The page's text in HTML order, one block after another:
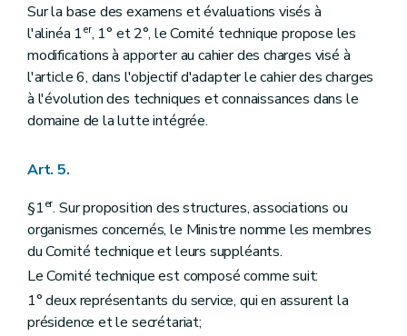
Sur la base des examens et évaluations visés à
l'alinéa 1er, 1° et 2°, le Comité technique propose les
modifications à apporter au cahier des charges visé à
l'article 6, dans l'objectif d'adapter le cahier des charges
à l'évolution des techniques et connaissances dans le
domaine de la lutte intégrée.
Art. 5.
§1er. Sur proposition des structures, associations ou
organismes concernés, le Ministre nomme les membres
du Comité technique et leurs suppléants.
Le Comité technique est composé comme suit:
1° deux représentants du service, qui en assurent la
présidence et le secrétariat;